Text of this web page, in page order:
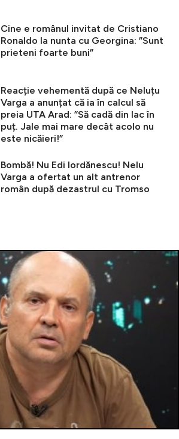
Cine e românul invitat de Cristiano
Ronaldo la nunta cu Georgina: ”Sunt
prieteni foarte buni”
Reacție vehementă după ce Neluțu
Varga a anunțat că ia în calcul să
preia UTA Arad: ”Să cadă din lac în
puț. Jale mai mare decât acolo nu
este nicăieri!”
Bombă! Nu Edi Iordănescu! Nelu
Varga a ofertat un alt antrenor
român după dezastrul cu Tromso